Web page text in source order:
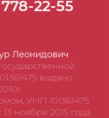
Леонидович
выдано
УНП 101361475
ноября 2015 года.
778-22-55